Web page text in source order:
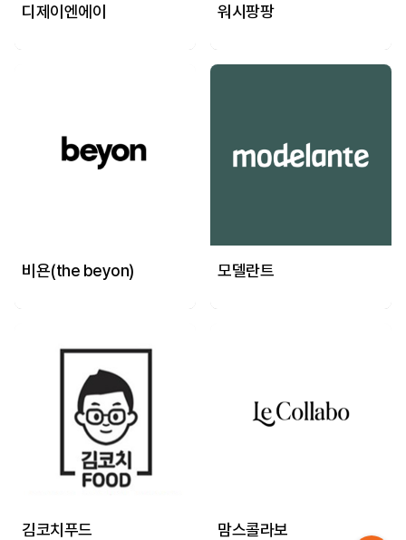
디제이엔에이 워시팡팡
비욘(the beyon) 모델란트
김코치푸드 맘스콜라보